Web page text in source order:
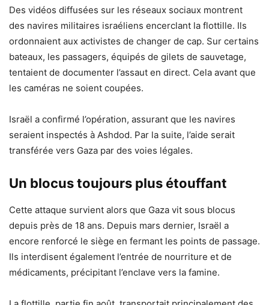
Des vidéos diffusées sur les réseaux sociaux montrent
des navires militaires israéliens encerclant la flottille. Ils
ordonnaient aux activistes de changer de cap. Sur certains
bateaux, les passagers, équipés de gilets de sauvetage,
tentaient de documenter l’assaut en direct. Cela avant que
les caméras ne soient coupées.
Israël a confirmé l’opération, assurant que les navires
seraient inspectés à Ashdod. Par la suite, l’aide serait
transférée vers Gaza par des voies légales.
Un blocus toujours plus étouffant
Cette attaque survient alors que Gaza vit sous blocus
depuis près de 18 ans. Depuis mars dernier, Israël a
encore renforcé le siège en fermant les points de passage.
Ils interdisent également l’entrée de nourriture et de
médicaments, précipitant l’enclave vers la famine.